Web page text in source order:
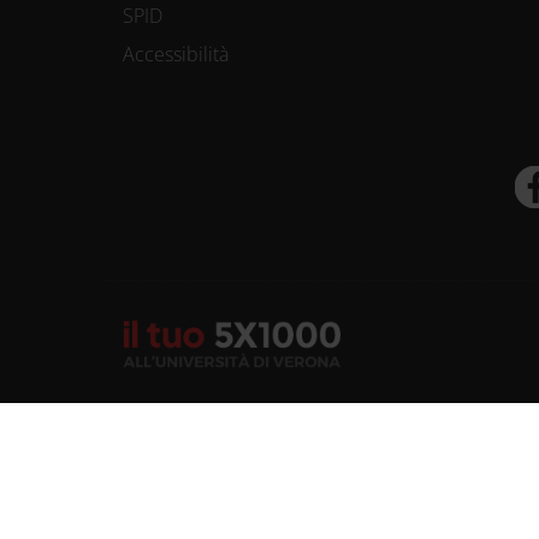
SPID
Accessibilità